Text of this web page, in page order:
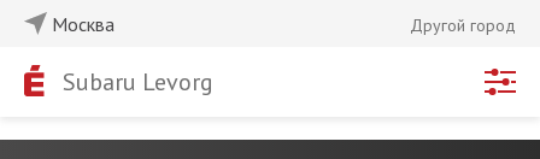
Москва Другой город
Subaru Levorg